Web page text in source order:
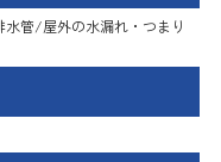
管/屋外の水漏れ・つまり